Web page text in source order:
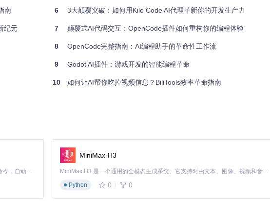
已安装Python 3.8+和Node.js，这两个工具是运行OpenUI的基础。然后通过以下命令获取
地5000端口运行，提供AI接口支持和数据处理能力。
南
纪元
6 3大颠覆突破：如何用Kilo Code AI代理革新你的开发生产力
7 颠覆式AI代码交互：OpenCode插件如何重构你的编程体验
8 OpenCode完整指南：AI编程助手的革命性工作流
9 Godot AI插件：游戏开发的智能编程革命
10 如何让AI帮你吃掉视频信息？BiliTools效率革命指南
Claude Code 的开源替代方案。连接任意大模型，编辑代码，运行命令，自动验证 — 全自动执行。用 Rust 构建，极致性能。 ｜ An open-source alternative to Claude Code. Connect any LLM, edit code, run commands, and verify changes — autonomously. Built in Rust for speed. Get Started
MiniMax-H3
MiniMax H3 是一个通用的全模态生成系统。它支持对由文本、图像、视频和音频组成的多模态上下文进行统一理解，并能生成分辨率高达 2K、时长可达 15 秒的带原生立体声音频的视频。得益于面向任务泛化的系统设计，H3 在预训练阶段就已具备广泛的多模态上下文理解与生成能力，能够出色地执行复杂的多模态指令。
Python
0 0